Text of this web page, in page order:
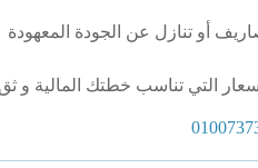
أو تنازل عن الجودة المعهودة
التي تناسب خطتك المالية